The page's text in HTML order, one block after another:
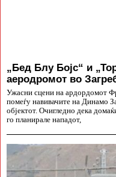
„Бед Блу Бојс“ и
аеродромот во
Ужасни сцени на ардордомот
помеѓу навивачите на Динамо
објектот. Очигледно дека
го планирале нападот,